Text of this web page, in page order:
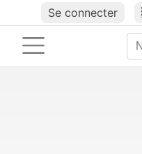
Se connecter